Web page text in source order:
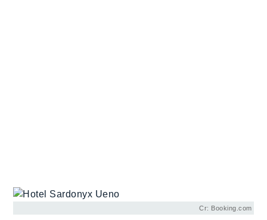
Cr: Booking.com